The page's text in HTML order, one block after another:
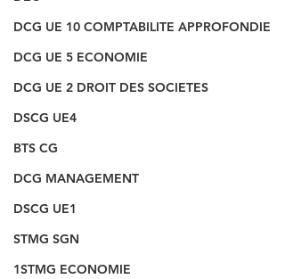
DCG UE 10 COMPTABILITE APPROFONDIE
DCG UE 5 ECONOMIE
DCG UE 2 DROIT DES SOCIETES
DSCG UE4
BTS CG
DCG MANAGEMENT
DSCG UE1
STMG SGN
1STMG ECONOMIE